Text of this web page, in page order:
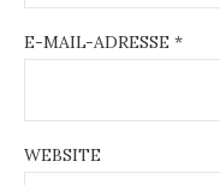
E-MAIL-ADRESSE *
WEBSITE